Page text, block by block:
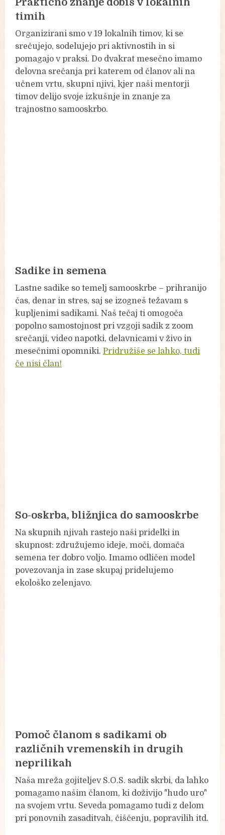
timih
Organizirani smo v 19 lokalnih timov, ki se
srečujejo, sodelujejo pri aktivnostih in si
pomagajo v praksi. Do dvakrat mesečno imamo
delovna srečanja pri katerem od članov ali na
učnem vrtu, skupni njivi, kjer naši mentorji
timov delijo svoje izkušnje in znanje za
trajnostno samooskrbo.
Sadike in semena
Lastne sadike so temelj samooskrbe – prihranijo
čas, denar in stres, saj se izogneš težavam s
kupljenimi sadikami. Naš tečaj ti omogoča
popolno samostojnost pri vzgoji sadik z zoom
srečanji, video napotki, delavnicami v živo in
mesečnimi opomniki. Pridružiše se lahko, tudi
če nisi član!
So-oskrba, bližnjica do samooskrbe
Na skupnih njivah rastejo naši pridelki in
skupnost: združujemo ideje, moči, domača
semena ter dobro voljo. Imamo odličen model
povezovanja in zase skupaj pridelujemo
ekološko zelenjavo.
Pomoč članom s sadikami ob
različnih vremenskih in drugih
neprilikah
Naša mreža gojiteljev S.O.S. sadik skrbi, da lahko
pomagamo našim članom, ki doživijo "hudo uro"
na svojem vrtu. Seveda pomagamo tudi z delom
pri ponovnih zasaditvah, čiščenju, popravilih itd.